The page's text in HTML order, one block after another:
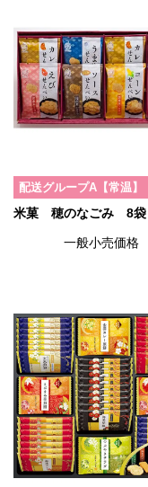
配送グループA【常温】
米菓 穂のなごみ 8袋
一般小売価格